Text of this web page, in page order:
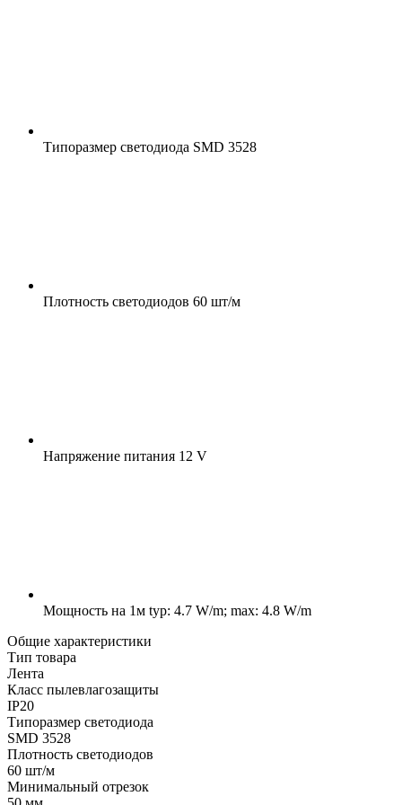
Типоразмер светодиода SMD 3528
Плотность светодиодов 60 шт/м
Напряжение питания 12 V
Мощность на 1м typ: 4.7 W/m; max: 4.8 W/m
Общие характеристики
Тип товара
Лента
Класс пылевлагозащиты
IP20
Типоразмер светодиода
SMD 3528
Плотность светодиодов
60 шт/м
Минимальный отрезок